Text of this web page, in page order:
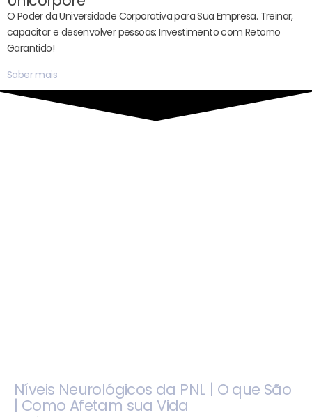
O Poder da Universidade Corporativa para Sua Empresa. Treinar,
capacitar e desenvolver pessoas: Investimento com Retorno
Garantido!
Saber mais
Níveis Neurológicos da PNL | O que São
| Como Afetam sua Vida